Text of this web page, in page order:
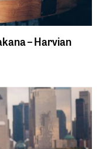
– Harvian